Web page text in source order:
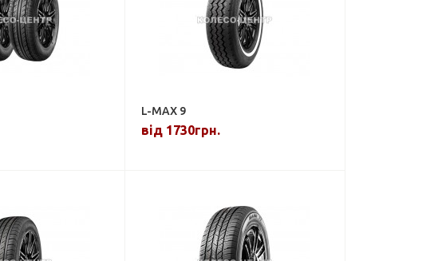
L-MAX 9
від 1730грн.